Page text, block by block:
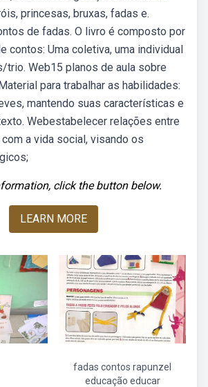
princesas, bruxas, fadas e.
de fadas. O livro é composto por
contos: Uma coletiva, uma individual
trio. Web15 planos de aula sobre
para trabalhar as habilidades:
mantendo suas características e
Webestabelecer relações entre
a vida social, visando os
click the button below.
LEARN MORE
fadas contos rapunzel
educação educar